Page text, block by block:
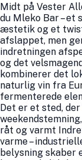
Midt på Vester
du Mleko Bar –
æstetik og et
afslappet, men
indretningen
og det
kombinerer det
naturlig vin fra
fermenterede
Det er et sted,
råt og varmt
varme –
belysning skaber